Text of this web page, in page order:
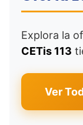
Explora la
CETis 113
Ver